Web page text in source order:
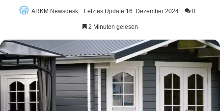
ARKM Newsdesk Letztes Update 16. Dezember 2024 0
2 Minuten gelesen